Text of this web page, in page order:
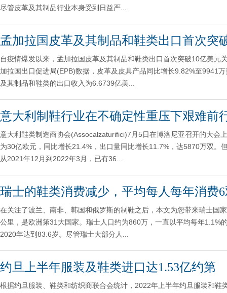
尽管皮革及其制品行业本身受到日益严...
孟加拉国皮革及其制品和鞋类出口首次突
自疫情爆发以来，孟加拉国皮革及其制品和鞋类出口首次突破10亿美
加拉国出口促进局(EPB)数据，皮革及皮具产品同比增长9.82%至9941
及其制品和鞋类的出口收入为6.6739亿美...
意大利制鞋行业在不确定性重压下艰难前
意大利鞋类制造商协会(Assocalzaturifici)7月5日在博洛尼亚召开的大会
为30亿欧元，同比增长21.4%，出口量同比增长11.7%，达5870万双
从2021年12月到2022年3月，已有36...
瑞士的鞋类消费减少，平均每人每年消费
在关注了波兰、南非、韩国和俄罗斯的制鞋之后，本文为您带来瑞士国
公里，是欧洲第31大国家。瑞士人口约为860万，一直以平均每年
2020年达到83.6岁。尽管瑞士大部分人...
约旦上半年服装及鞋类进口达1.53亿约第
根据约旦服装、鞋类和纺织商联合会统计，2022年上半年约旦服装和